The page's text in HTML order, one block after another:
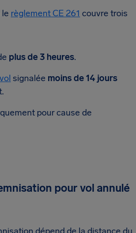
le règlement CE 261 couvre trois
plus de 3 heures.
signalée moins de 14 jours
pour cause de
pour vol annulé